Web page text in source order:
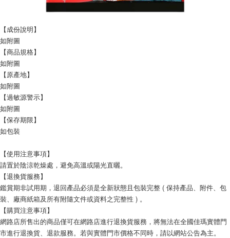
【成份說明】
如附圖
【商品規格】
如附圖
【原產地】
如附圖
【過敏源警示】
如附圖
【保存期限】
如包裝
【使用注意事項】
請置於陰涼乾燥處，避免高溫或陽光直曬。
【退換貨服務】
鑑賞期非試用期，退回產品必須是全新狀態且包裝完整 ( 保持產品、附件、包
裝、廠商紙箱及所有附隨文件或資料之完整性 ) 。
【購買注意事項】
網路店所售出的商品僅可在網路店進行退換貨服務，將無法在全國佳瑪實體門
市進行退換貨、退款服務。若與實體門市價格不同時，請以網站公告為主。